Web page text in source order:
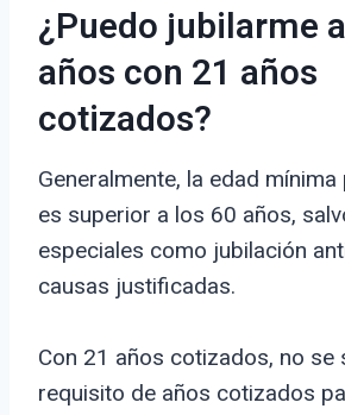
¿Puedo jubilarme
años con 21 años
cotizados?
Generalmente, la edad
es superior a los 60 años,
especiales como jubilación
causas justificadas.
Con 21 años cotizados, no se
requisito de años cotizados